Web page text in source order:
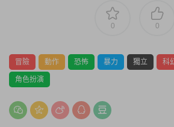
0 0
冒險 動作 恐怖 暴力 獨立 科
角色扮演